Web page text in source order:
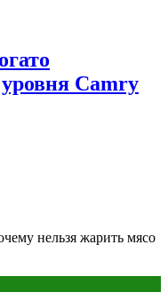
Camry
нельзя жарить мясо